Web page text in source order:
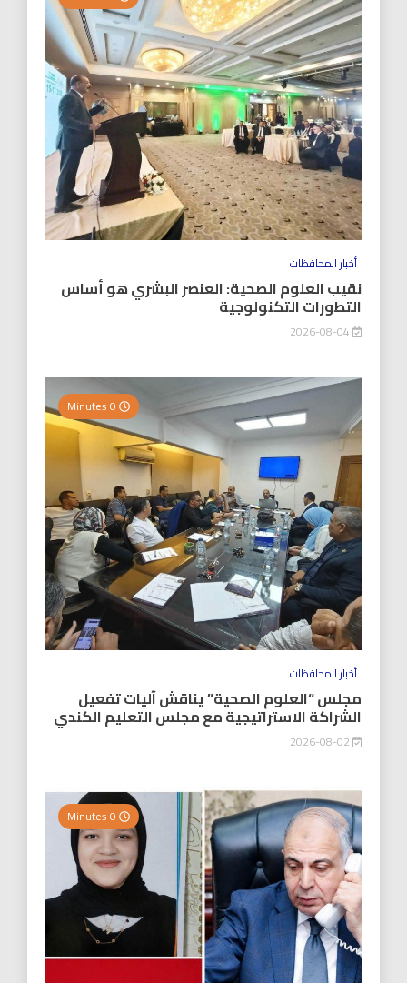
أخبار المحافظات
نقيب العلوم الصحية: العنصر البشري هو أساس
التطورات التكنولوجية
أخبار المحافظات
مجلس “العلوم الصحية” يناقش آليات تفعيل
الشراكة الاستراتيجية مع مجلس التعليم الكندي